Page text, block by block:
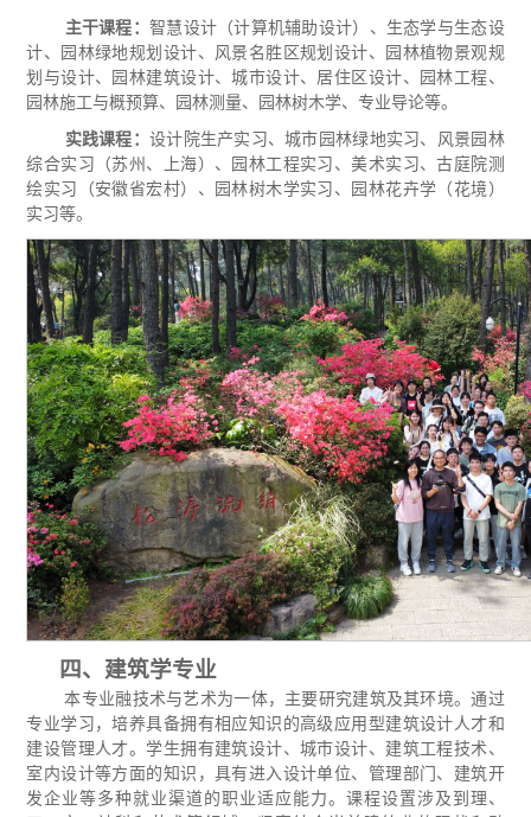
主干课程： 智慧设计（计算机辅助设计）、生态学与生态设
计、园林绿地规划设计、风景名胜区规划设计、园林植物景观规
划与设计、园林建筑设计、城市设计、居住区设计、园林工程、
园林施工与概预算、园林测量、园林树木学、专业导论等。
实践课程： 设计院生产实习、城市园林绿地实习、风景园林
综合实习（苏州、上海）、园林工程实习、美术实习、古庭院测
绘实习（安徽省宏村）、园林树木学实习、园林花卉学（花境）
实习等。
四、建筑学专业
本专业融技术与艺术为一体，主要研究建筑及其环境。通过
专业学习，培养具备拥有相应知识的高级应用型建筑设计人才和
建设管理人才。学生拥有建筑设计、城市设计、建筑工程技术、
室内设计等方面的知识，具有进入设计单位、管理部门、建筑开
发企业等多种就业渠道的职业适应能力。课程设置涉及到理、